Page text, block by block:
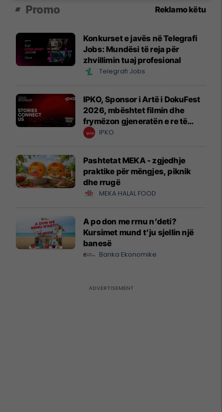
Promo Reklamo këtu
Konkurset e javës në Telegrafi
Jobs: Mundësi të reja për
zhvillimin tuaj profesional
Telegrafi Jobs
IPKO, Sponsor i Artë i DokuFest
2026, mbështet filmin dhe
frymëzon gjeneratën e re të
krijuesve
IPKO
Pashtetat MEKA - zgjedhje
praktike për mëngjes, piknik
dhe rrugë
MEKA HALAL FOOD
A po don me rrnu n’deti?
Kursimet mund t’ju sjellin një
banesë
Banka Ekonomike